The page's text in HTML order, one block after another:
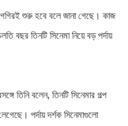
শুরু হবে বলে জানা গেছে। কাজ
বছর তিনটি সিনেমা নিয়ে বড় পর্দায়
তিনি বলেন, তিনটি সিনেমার গল্প
পর্দায় দর্শক সিনেমাগুলো